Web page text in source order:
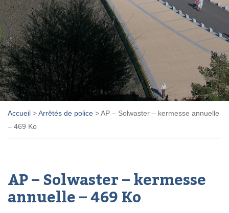
Accueil >Arrêtés de police >AP – Solwaster – kermesse annuelle
– 469 Ko
AP – Solwaster – kermesse
annuelle – 469 Ko